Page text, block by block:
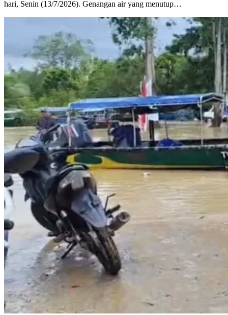
hari, Senin (13/7/2026). Genangan air yang menutup…